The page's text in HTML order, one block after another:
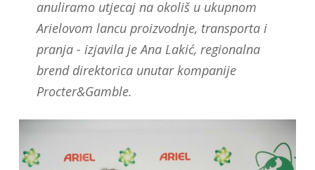
anuliramo utjecaj na okoliš u ukupnom
Arielovom lancu proizvodnje, transporta i
pranja - izjavila je Ana Lakić, regionalna
brend direktorica unutar kompanije
Procter&Gamble.